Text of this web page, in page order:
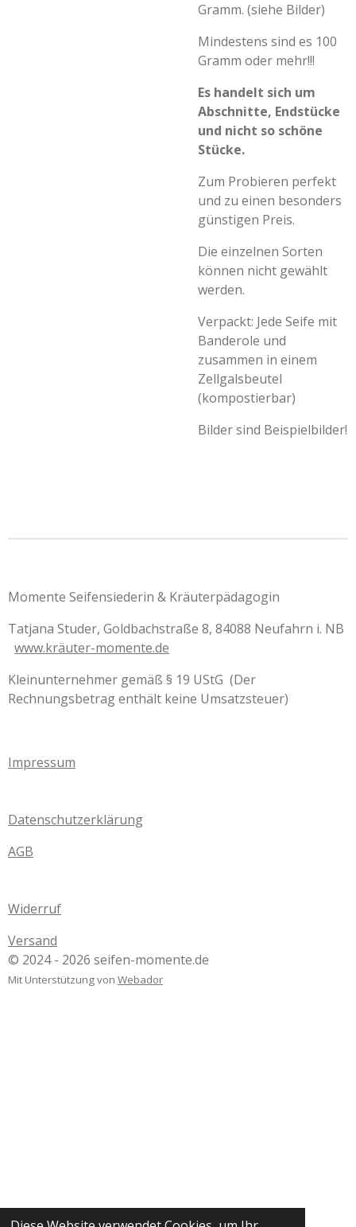
Gramm. (siehe Bilder)
Mindestens sind es 100
Gramm oder mehr!!!
Es handelt sich um
Abschnitte, Endstücke
und nicht so schöne
Stücke.
Zum Probieren perfekt
und zu einen besonders
günstigen Preis.
Die einzelnen Sorten
können nicht gewählt
werden.
Verpackt: Jede Seife mit
Banderole und
zusammen in einem
Zellgalsbeutel
(kompostierbar)
Bilder sind Beispielbilder!
Momente Seifensiederin & Kräuterpädagogin
Tatjana Studer, Goldbachstraße 8, 84088 Neufahrn i. NB
www.kräuter-momente.de
Kleinunternehmer gemäß § 19 UStG (Der
Rechnungsbetrag enthält keine Umsatzsteuer)
Impressum
Datenschutzerklärung
AGB
Widerruf
Versand
© 2024 - 2026 seifen-momente.de
Mit Unterstützung von Webador